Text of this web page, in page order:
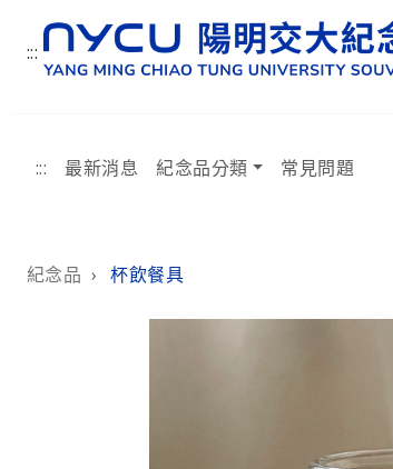
:::
::: 最新消息 紀念品分類 常見問題
紀念品 › 杯飲餐具